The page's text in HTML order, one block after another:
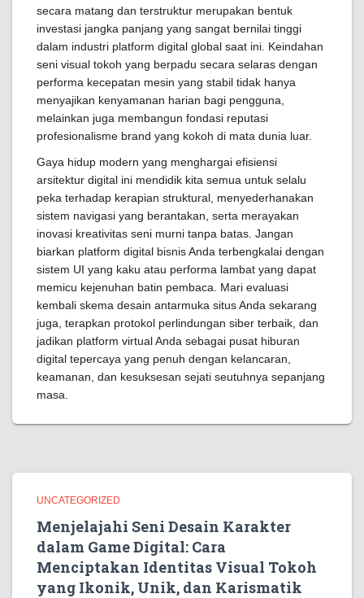
secara matang dan terstruktur merupakan bentuk
investasi jangka panjang yang sangat bernilai tinggi
dalam industri platform digital global saat ini. Keindahan
seni visual tokoh yang berpadu secara selaras dengan
performa kecepatan mesin yang stabil tidak hanya
menyajikan kenyamanan harian bagi pengguna,
melainkan juga membangun fondasi reputasi
profesionalisme brand yang kokoh di mata dunia luar.
Gaya hidup modern yang menghargai efisiensi
arsitektur digital ini mendidik kita semua untuk selalu
peka terhadap kerapian struktural, menyederhanakan
sistem navigasi yang berantakan, serta merayakan
inovasi kreativitas seni murni tanpa batas. Jangan
biarkan platform digital bisnis Anda terbengkalai dengan
sistem UI yang kaku atau performa lambat yang dapat
memicu kejenuhan batin pembaca. Mari evaluasi
kembali skema desain antarmuka situs Anda sekarang
juga, terapkan protokol perlindungan siber terbaik, dan
jadikan platform virtual Anda sebagai pusat hiburan
digital tepercaya yang penuh dengan kelancaran,
keamanan, dan kesuksesan sejati seutuhnya sepanjang
masa.
UNCATEGORIZED
Menjelajahi Seni Desain Karakter
dalam Game Digital: Cara
Menciptakan Identitas Visual Tokoh
yang Ikonik, Unik, dan Karismatik